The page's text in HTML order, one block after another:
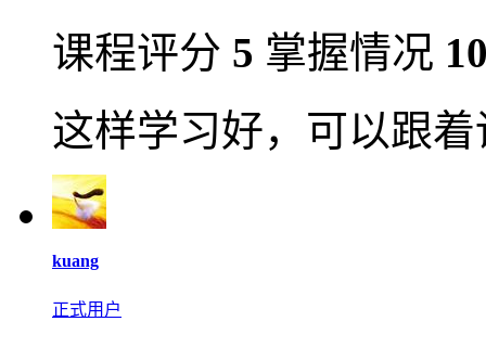
课程评分 5 掌握情况
这样学习好，可以跟
kuang
正式用户